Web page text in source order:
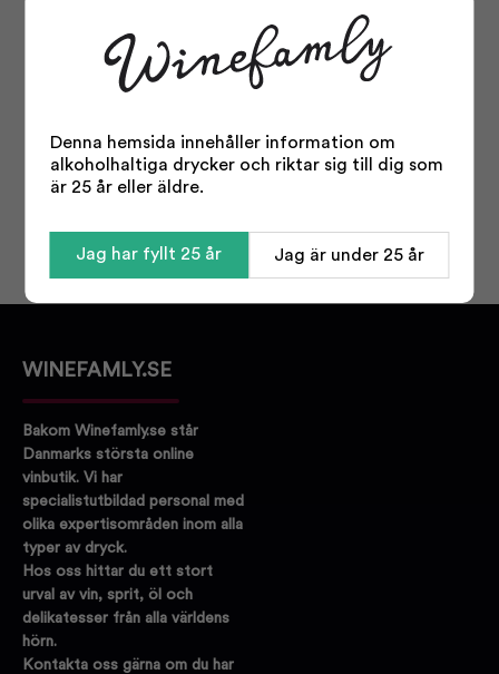
WINEFAMLY.SE
Bakom Winefamly.se står
Danmarks största online
vinbutik. Vi har
specialistutbildad personal med
olika expertisområden inom alla
typer av dryck.
Hos oss hittar du ett stort
urval av vin, sprit, öl och
delikatesser från alla världens
hörn.
Kontakta oss gärna om du har
Denna hemsida innehåller information om
alkoholhaltiga drycker och riktar sig till dig som
är 25 år eller äldre.
Jag har fyllt 25 år Jag är under 25 år